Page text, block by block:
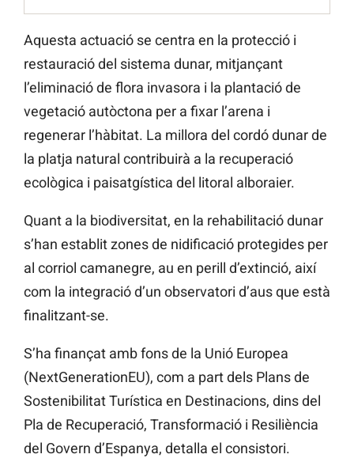
Aquesta actuació se centra en la protecció i
restauració del sistema dunar, mitjançant
l’eliminació de flora invasora i la plantació de
vegetació autòctona per a fixar l’arena i
regenerar l’hàbitat. La millora del cordó dunar de
la platja natural contribuirà a la recuperació
ecològica i paisatgística del litoral alboraier.
Quant a la biodiversitat, en la rehabilitació dunar
s’han establit zones de nidificació protegides per
al corriol camanegre, au en perill d’extinció, així
com la integració d’un observatori d’aus que està
finalitzant-se.
S’ha finançat amb fons de la Unió Europea
(NextGenerationEU), com a part dels Plans de
Sostenibilitat Turística en Destinacions, dins del
Pla de Recuperació, Transformació i Resiliència
del Govern d’Espanya, detalla el consistori.